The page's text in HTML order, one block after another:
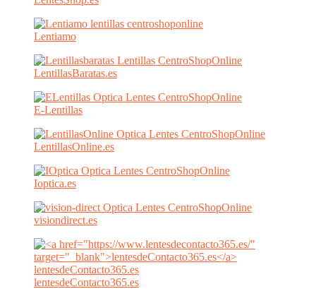
Lentiamo
LentillasBaratas.es
E-Lentillas
LentillasOnline.es
Ioptica.es
visiondirect.es
lentesdeContacto365.es
lentesdeContacto365.es